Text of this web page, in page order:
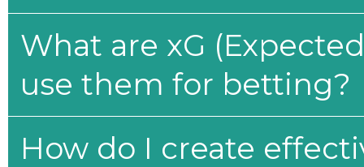
What are xG
use them for betting?
How do I create